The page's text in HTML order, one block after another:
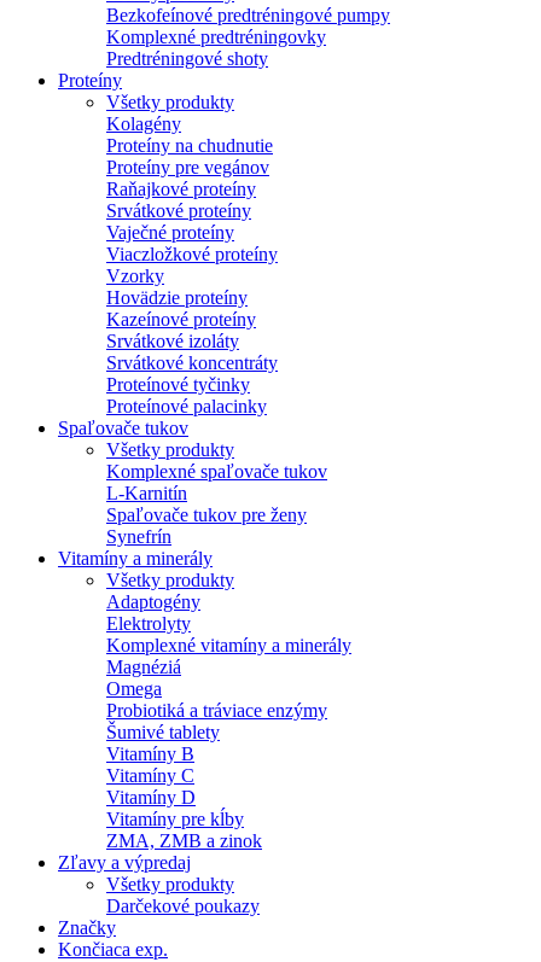
Bezkofeínové predtréningové pumpy
Komplexné predtréningovky
Predtréningové shoty
Proteíny
Všetky produkty
Kolagény
Proteíny na chudnutie
Proteíny pre vegánov
Raňajkové proteíny
Srvátkové proteíny
Vaječné proteíny
Viaczložkové proteíny
Vzorky
Hovädzie proteíny
Kazeínové proteíny
Srvátkové izoláty
Srvátkové koncentráty
Proteínové tyčinky
Proteínové palacinky
Spaľovače tukov
Všetky produkty
Komplexné spaľovače tukov
L-Karnitín
Spaľovače tukov pre ženy
Synefrín
Vitamíny a minerály
Všetky produkty
Adaptogény
Elektrolyty
Komplexné vitamíny a minerály
Magnéziá
Omega
Probiotiká a tráviace enzýmy
Šumivé tablety
Vitamíny B
Vitamíny C
Vitamíny D
Vitamíny pre kĺby
ZMA, ZMB a zinok
Zľavy a výpredaj
Všetky produkty
Darčekové poukazy
Značky
Končiaca exp.